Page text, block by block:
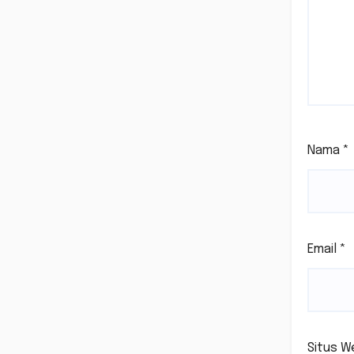
Nama *
Email *
Situs